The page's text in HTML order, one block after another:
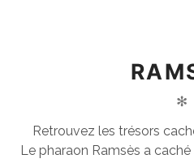
✻
Retrouvez les trésors
Le pharaon Ramsès a